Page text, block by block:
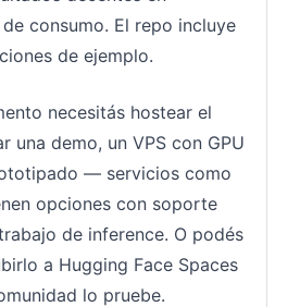
consumo. El repo incluye
de ejemplo.
necesitás hostear el
una demo, un VPS con GPU
— servicios como
opciones con soporte
de inference. O podés
a Hugging Face Spaces
lo pruebe.